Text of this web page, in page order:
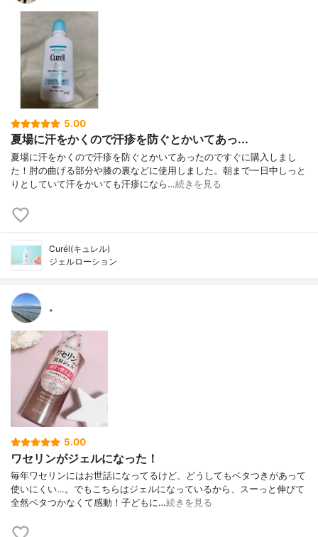
5.00
夏場に汗をかくので汗疹を防ぐとかいてあっ...
夏場に汗をかくので汗疹を防ぐとかいてあったのですぐに購入しまし
た！肘の曲げる部分や膝の裏などに使用しました。朝まで一日中しっと
りとしていて汗をかいても汗疹になら…続きを見る
Curél(キュレル)
ジェルローション
。
5.00
ワセリンがジェルになった！
毎年ワセリンにはお世話になってるけど、どうしてもベタつきがあって
使いにくい…。でもこちらはジェルになっているから、スーっと伸びて
全然ベタつかなくて感動！子どもに…続きを見る